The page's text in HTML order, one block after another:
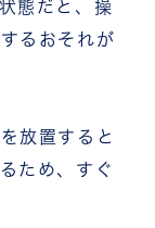
態だと、操
るおそれが
放置すると
ため、すぐ